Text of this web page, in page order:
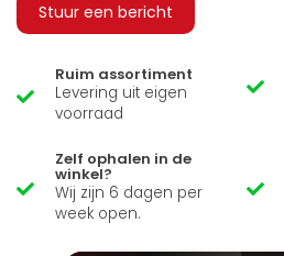
Stuur een bericht
Ruim assortiment
Levering uit eigen
voorraad
Zelf ophalen in de
winkel?
Wij zijn 6 dagen per
week open.